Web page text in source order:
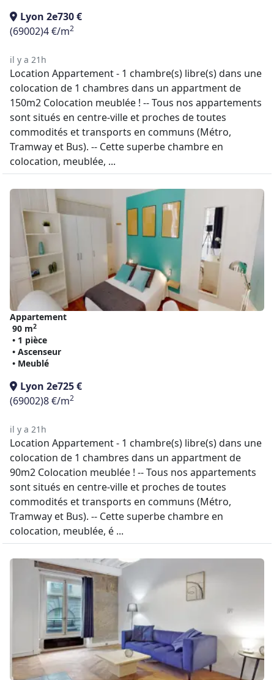
Lyon 2e730 €
(69002)4 €/m2
il y a 21h
Location Appartement - 1 chambre(s) libre(s) dans une
colocation de 1 chambres dans un appartment de
150m2 Colocation meublée ! -- Tous nos appartements
sont situés en centre-ville et proches de toutes
commodités et transports en communs (Métro,
Tramway et Bus). -- Cette superbe chambre en
colocation, meublée, ...
Appartement
90 m2
• 1 pièce
• Ascenseur
• Meublé
Lyon 2e725 €
(69002)8 €/m2
il y a 21h
Location Appartement - 1 chambre(s) libre(s) dans une
colocation de 1 chambres dans un appartment de
90m2 Colocation meublée ! -- Tous nos appartements
sont situés en centre-ville et proches de toutes
commodités et transports en communs (Métro,
Tramway et Bus). -- Cette superbe chambre en
colocation, meublée, é ...